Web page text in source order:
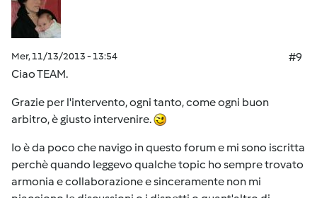
Mer, 11/13/2013 - 13:54
#9
Ciao TEAM.
Grazie per l'intervento, ogni tanto, come ogni buon
arbitro, è giusto intervenire.
Io è da poco che navigo in questo forum e mi sono iscritta
perchè quando leggevo qualche topic ho sempre trovato
armonia e collaborazione e sinceramente non mi